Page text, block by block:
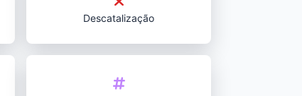
Descatalização